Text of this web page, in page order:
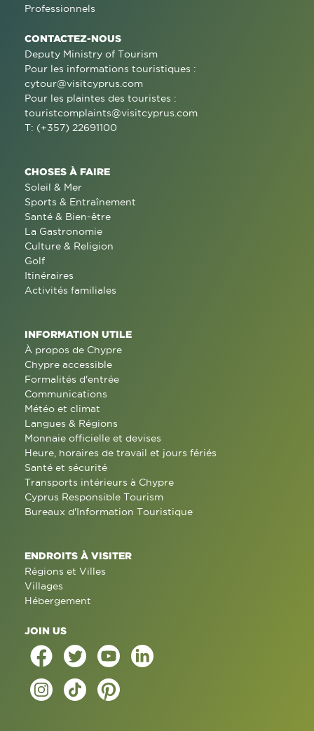
Professionnels
CONTACTEZ-NOUS
Deputy Ministry of Tourism
Pour les informations touristiques :
cytour@visitcyprus.com
Pour les plaintes des touristes :
touristcomplaints@visitcyprus.com
T: (+357) 22691100
CHOSES À FAIRE
Soleil & Mer
Sports & Entraînement
Santé & Bien-être
La Gastronomie
Culture & Religion
Golf
Itinéraires
Activités familiales
INFORMATION UTILE
À propos de Chypre
Chypre accessible
Formalités d'entrée
Communications
Météo et climat
Langues & Régions
Monnaie officielle et devises
Heure, horaires de travail et jours fériés
Santé et sécurité
Transports intérieurs à Chypre
Cyprus Responsible Tourism
Bureaux d'Information Touristique
ENDROITS À VISITER
Régions et Villes
Villages
Hébergement
JOIN US